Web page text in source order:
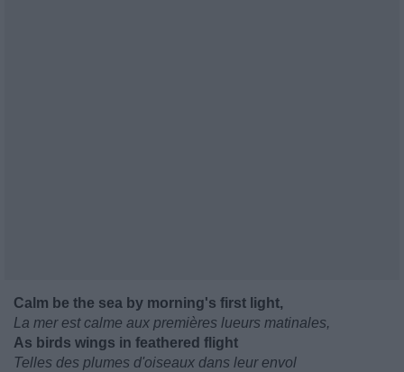
Calm be the sea by morning's first light,
La mer est calme aux premières lueurs matinales,
As birds wings in feathered flight
Telles des plumes d'oiseaux dans leur envol